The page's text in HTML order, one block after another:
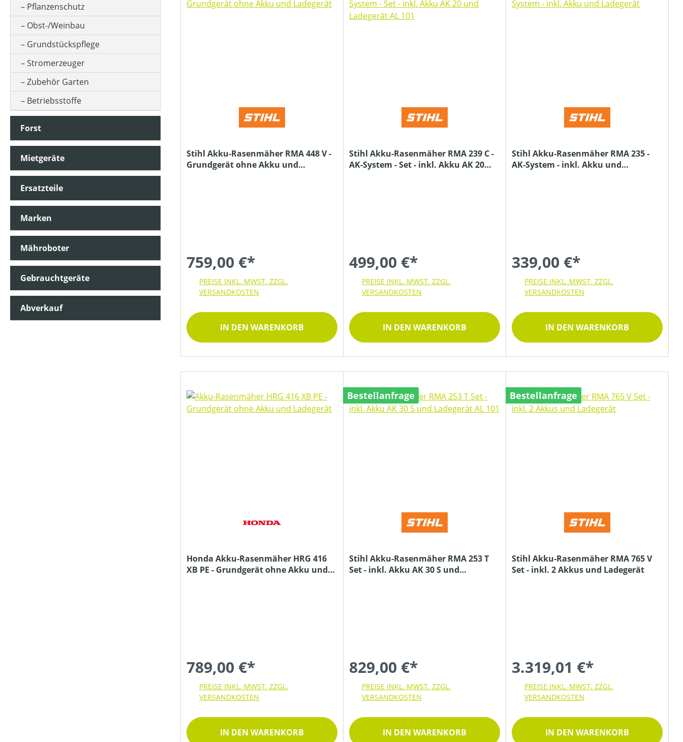
FLÄCHENGRÖSSE - AUSREICHEND FÜR (IN M²)
FLÄCHENLEISTUNG MAX (IN M²)
GEEIGNET FÜR SÄGEKETTEN (IN ")
GESCHWINDIGKEIT MAX (IN KM/H)
KLASSIFIZIERUNG
LADEZEIT (IN MIN)
MATERIALART
MESSERANZAHL
MOTORLEISTUNG (IN UMDREHUNGEN/MIN)
Pflanzenschutz
Obst-/Weinbau
Grundstückspflege
Stromerzeuger
Zubehör Garten
Betriebsstoffe
Forst
Mietgeräte
Ersatzteile
Marken
Mähroboter
Gebrauchtgeräte
Abverkauf
Stihl Akku-Rasenmäher RMA 448 V -
Grundgerät ohne Akku und
759,00 €*
PREISE INKL. MWST. ZZGL.
VERSANDKOSTEN
IN DEN WARENKORB
Stihl Akku-Rasenmäher RMA 239 C -
AK-System - Set - inkl. Akku AK 20
499,00 €*
PREISE INKL. MWST. ZZGL.
VERSANDKOSTEN
IN DEN WARENKORB
Stihl Akku-Rasenmäher RMA 235 -
AK-System - inkl. Akku und
339,00 €*
PREISE INKL. MWST. ZZGL.
VERSANDKOSTEN
IN DEN WARENKORB
Honda Akku-Rasenmäher HRG 416
XB PE - Grundgerät ohne Akku und
789,00 €*
PREISE INKL. MWST. ZZGL.
VERSANDKOSTEN
IN DEN WARENKORB
Bestellanfrage
Stihl Akku-Rasenmäher RMA 253 T
Set - inkl. Akku AK 30 S und
829,00 €*
PREISE INKL. MWST. ZZGL.
VERSANDKOSTEN
IN DEN WARENKORB
Bestellanfrage
Stihl Akku-Rasenmäher RMA 765 V
Set - inkl. 2 Akkus und Ladegerät
3.319,01 €*
PREISE INKL. MWST. ZZGL.
VERSANDKOSTEN
IN DEN WARENKORB